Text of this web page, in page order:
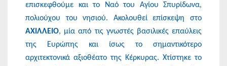
επισκεφθούμε και το Ναό του Αγίου Σπυρίδωνα,
πολιούχου του νησιού. Aκολουθεί επίσκεψη στο
ΑΧΙΛΛΕΙΟ, μία από τις γνωστές βασιλικές επαύλεις
της Ευρώπης και ίσως το σημαντικότερο
αρχιτεκτονικά αξιοθέατο της Κέρκυρας. Χτίστηκε το